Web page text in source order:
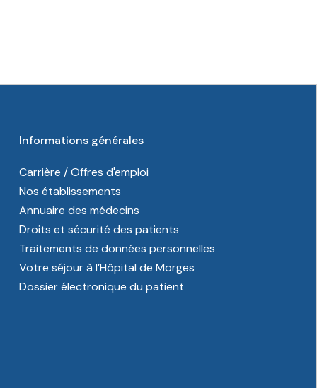
Informations générales
Carrière / Offres d'emploi
Nos établissements
Annuaire des médecins
Droits et sécurité des patients
Traitements de données personnelles
Votre séjour à l’Hôpital de Morges
Dossier électronique du patient